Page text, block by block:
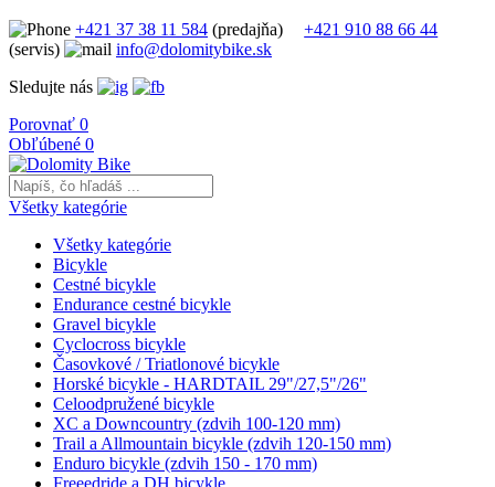
+421 37 38 11 584 (predajňa)
+421 910 88 66 44
(servis)
info@dolomitybike.sk
Sledujte nás
Porovnať 0
Obľúbené 0
Všetky kategórie
Všetky kategórie
Bicykle
Cestné bicykle
Endurance cestné bicykle
Gravel bicykle
Cyclocross bicykle
Časovkové / Triatlonové bicykle
Horské bicykle - HARDTAIL 29"/27,5"/26"
Celoodpružené bicykle
XC a Downcountry (zdvih 100-120 mm)
Trail a Allmountain bicykle (zdvih 120-150 mm)
Enduro bicykle (zdvih 150 - 170 mm)
Freeedride a DH bicykle